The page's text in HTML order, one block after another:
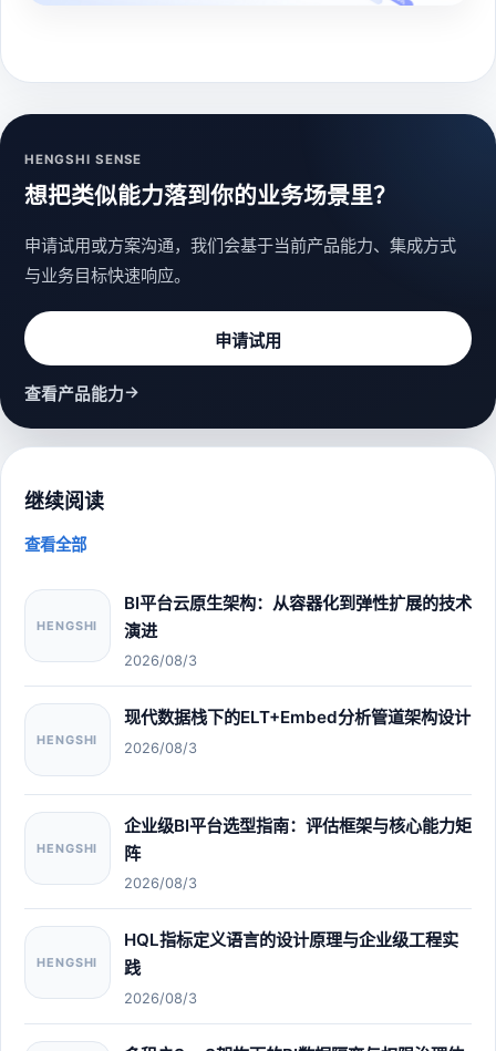
HENGSHI SENSE
想把类似能力落到你的业务场景里？
申请试用或方案沟通，我们会基于当前产品能力、集成方式
与业务目标快速响应。
申请试用
查看产品能力→
继续阅读
查看全部
HENGSHI
BI平台云原生架构：从容器化到弹性扩展的技术
演进
2026/08/3
HENGSHI
现代数据栈下的ELT+Embed分析管道架构设计
2026/08/3
HENGSHI
企业级BI平台选型指南：评估框架与核心能力矩
阵
2026/08/3
HENGSHI
HQL指标定义语言的设计原理与企业级工程实
践
2026/08/3